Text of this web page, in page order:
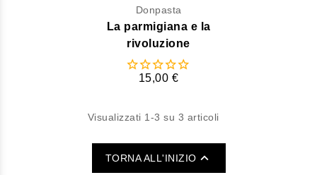
Donpasta
La parmigiana e la
rivoluzione
15,00 €
Visualizzati 1-3 su 3 articoli
TORNA ALL'INIZIO 